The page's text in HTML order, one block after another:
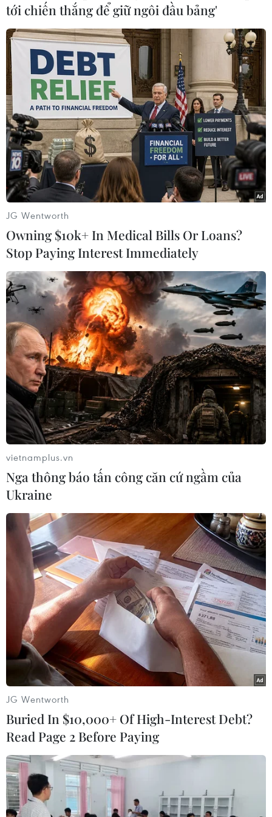
bang Nga hiện vẫn đang nỗ lực làm việc tại
hiện trường vụ rơi máy bay./.
(Vietnam+)
#Mua vé máy bay #Tai nạn máy bay
#An-148
#Sân bay Domodedovo
#Rơi máy bay
#Tin tức
#Tin tức mới nhất
#Tin tức 24h
#Tin tức mới nhất trong ngày
#Tin tức thời sự
#Tin tức
#Tin hot
#Tin tức an ninh
#An ninh
#An ninh Nghệ An
#Thời sự
#Thời sự hôm nay
#Bản tin thời sự
#Tội phạm
#Truy nã
#Tội phạm hình sự
#Hình sự #Công an
#Vụ án
#Phạm pháp
#Pháp luật #Pháp đình
#Xã hội
#An ninh xã hội
Theo dõi VietnamPlus
TIN LIÊN QUAN
tới chiến thắng để giữ ngôi đầu bảng'
JG Wentworth
Owning $10k+ In Medical Bills Or Loans?
Stop Paying Interest Immediately
vietnamplus.vn
Nga thông báo tấn công căn cứ ngầm của
Ukraine
JG Wentworth
Buried In $10,000+ Of High-Interest Debt?
Read Page 2 Before Paying